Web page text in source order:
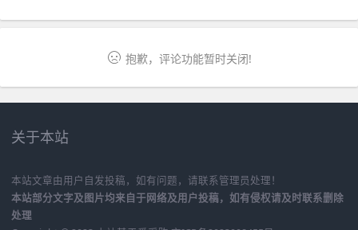
抱歉，评论功能暂时关闭!
关于本站
本站文章由用户自发投稿，如有问题，请联系管理员处理！
本站部分文字及图片均来自于网络及用户投稿，如有侵权请及时联系删除
处理